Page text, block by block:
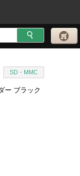
SD・MMC